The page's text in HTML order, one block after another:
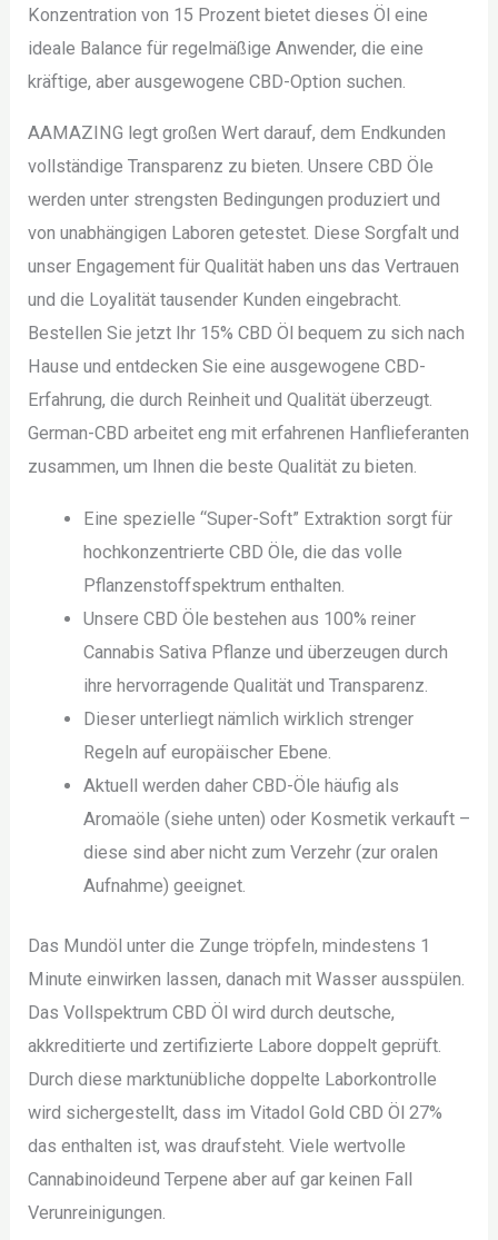
Konzentration von 15 Prozent bietet dieses Öl eine
ideale Balance für regelmäßige Anwender, die eine
kräftige, aber ausgewogene CBD-Option suchen.
AAMAZING legt großen Wert darauf, dem Endkunden
vollständige Transparenz zu bieten. Unsere CBD Öle
werden unter strengsten Bedingungen produziert und
von unabhängigen Laboren getestet. Diese Sorgfalt und
unser Engagement für Qualität haben uns das Vertrauen
und die Loyalität tausender Kunden eingebracht.
Bestellen Sie jetzt Ihr 15% CBD Öl bequem zu sich nach
Hause und entdecken Sie eine ausgewogene CBD-
Erfahrung, die durch Reinheit und Qualität überzeugt.
German-CBD arbeitet eng mit erfahrenen Hanflieferanten
zusammen, um Ihnen die beste Qualität zu bieten.
Eine spezielle “Super-Soft” Extraktion sorgt für
hochkonzentrierte CBD Öle, die das volle
Pflanzenstoffspektrum enthalten.
Unsere CBD Öle bestehen aus 100% reiner
Cannabis Sativa Pflanze und überzeugen durch
ihre hervorragende Qualität und Transparenz.
Dieser unterliegt nämlich wirklich strenger
Regeln auf europäischer Ebene.
Aktuell werden daher CBD-Öle häufig als
Aromaöle (siehe unten) oder Kosmetik verkauft –
diese sind aber nicht zum Verzehr (zur oralen
Aufnahme) geeignet.
Das Mundöl unter die Zunge tröpfeln, mindestens 1
Minute einwirken lassen, danach mit Wasser ausspülen.
Das Vollspektrum CBD Öl wird durch deutsche,
akkreditierte und zertifizierte Labore doppelt geprüft.
Durch diese marktunübliche doppelte Laborkontrolle
wird sichergestellt, dass im Vitadol Gold CBD Öl 27%
das enthalten ist, was draufsteht. Viele wertvolle
Cannabinoideund Terpene aber auf gar keinen Fall
Verunreinigungen.